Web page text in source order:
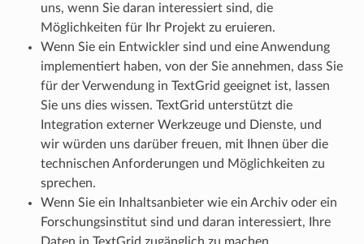
uns, wenn Sie daran interessiert sind, die
Möglichkeiten für Ihr Projekt zu eruieren.
Wenn Sie ein Entwickler sind und eine Anwendung
implementiert haben, von der Sie annehmen, dass Sie
für der Verwendung in TextGrid geeignet ist, lassen
Sie uns dies wissen. TextGrid unterstützt die
Integration externer Werkzeuge und Dienste, und
wir würden uns darüber freuen, mit Ihnen über die
technischen Anforderungen und Möglichkeiten zu
sprechen.
Wenn Sie ein Inhaltsanbieter wie ein Archiv oder ein
Forschungsinstitut sind und daran interessiert, Ihre